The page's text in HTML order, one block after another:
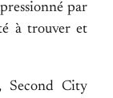
par
à trouver et
Second City